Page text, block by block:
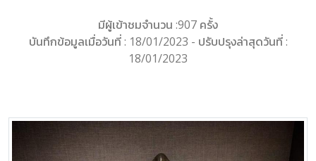
มีผู้เข้าชมจำนวน :907 ครั้ง
บันทึกข้อมูลเมื่อวันที่ : 18/01/2023 - ปรับปรุงล่าสุดวันที่ :
18/01/2023